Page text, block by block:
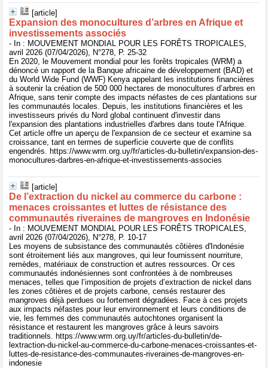
[article]
Expansion des monocultures d’arbres en Afrique et
investissements associés
- In : MOUVEMENT MONDIAL POUR LES FORÊTS TROPICALES,
avril 2026 (07/04/2026), N°278, P. 25-32
En 2020, le Mouvement mondial pour les forêts tropicales (WRM) a
dénoncé un rapport de la Banque africaine de développement (BAD) et
du World Wide Fund (WWF) Kenya appelant les institutions financières
à soutenir la création de 500 000 hectares de monocultures d’arbres en
Afrique, sans tenir compte des impacts néfastes de ces plantations sur
les communautés locales. Depuis, les institutions financières et les
investisseurs privés du Nord global continuent d'investir dans
l'expansion des plantations industrielles d'arbres dans toute l'Afrique.
Cet article offre un aperçu de l'expansion de ce secteur et examine sa
croissance, tant en termes de superficie couverte que de conflits
engendrés. https://www.wrm.org.uy/fr/articles-du-bulletin/expansion-des-
monocultures-darbres-en-afrique-et-investissements-associes
[article]
De l’extraction du nickel au commerce du carbone :
menaces croissantes et luttes de résistance des
communautés riveraines de mangroves en Indonésie
- In : MOUVEMENT MONDIAL POUR LES FORÊTS TROPICALES,
avril 2026 (07/04/2026), N°278, P. 10-17
Les moyens de subsistance des communautés côtières d'Indonésie
sont étroitement liés aux mangroves, qui leur fournissent nourriture,
remèdes, matériaux de construction et autres ressources. Or ces
communautés indonésiennes sont confrontées à de nombreuses
menaces, telles que l’imposition de projets d’extraction de nickel dans
les zones côtières et de projets carbone, censés restaurer des
mangroves déjà perdues ou fortement dégradées. Face à ces projets
aux impacts néfastes pour leur environnement et leurs conditions de
vie, les femmes des communautés autochtones organisent la
résistance et restaurent les mangroves grâce à leurs savoirs
traditionnels. https://www.wrm.org.uy/fr/articles-du-bulletin/de-
lextraction-du-nickel-au-commerce-du-carbone-menaces-croissantes-et-
luttes-de-resistance-des-communautes-riveraines-de-mangroves-en-
indonesie